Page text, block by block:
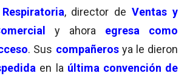
, director deVentas y
y ahora egresa como
. Sus compañerosya le dieron
en la última convención de